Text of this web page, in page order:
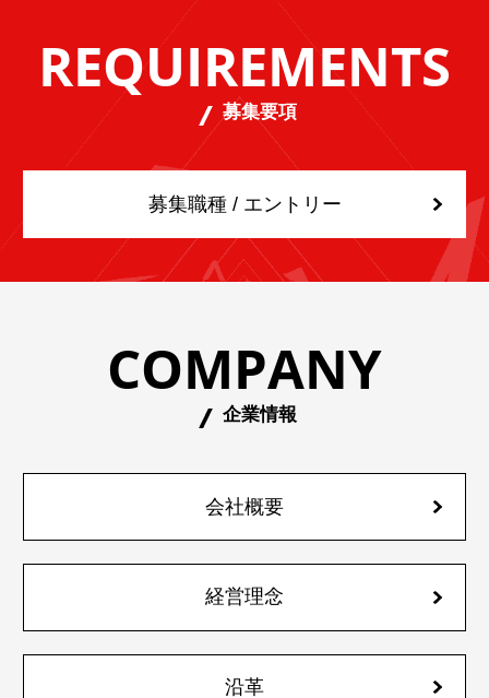
REQUIREMENTS
募集要項
募集職種 / エントリー
COMPANY
企業情報
会社概要
経営理念
沿革